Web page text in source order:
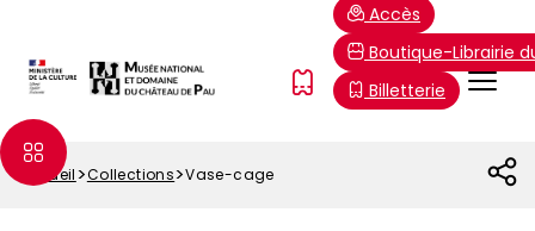
contenu
principal
Menu
FR
Accès
Boutique-Librairie
Billetterie
Fil
Accueil Collections Vase-cage